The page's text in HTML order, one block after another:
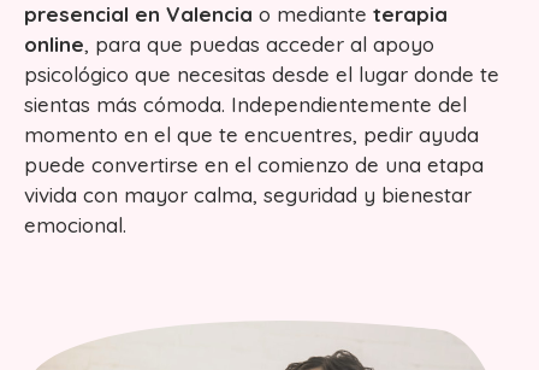
presencial en Valencia o mediante terapia
online, para que puedas acceder al apoyo
psicológico que necesitas desde el lugar donde te
sientas más cómoda. Independientemente del
momento en el que te encuentres, pedir ayuda
puede convertirse en el comienzo de una etapa
vivida con mayor calma, seguridad y bienestar
emocional.